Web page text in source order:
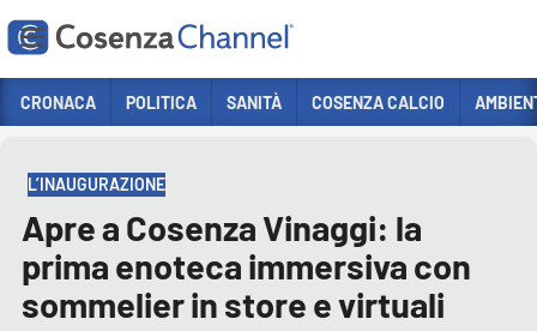
CRONACA
POLITICA
COSENZA CALCIO
ECONOMIA E LAVORO
CRONACA POLITICA SANITÀ COSENZA CALCIO
L’INAUGURAZIONE
Apre a Cosenza Vinaggi: la
prima enoteca immersiva con
sommelier in store e virtuali